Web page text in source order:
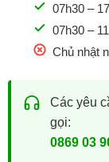
07h30 –
07h30 –
Chủ nhật
Các yêu
gọi:
0869 03